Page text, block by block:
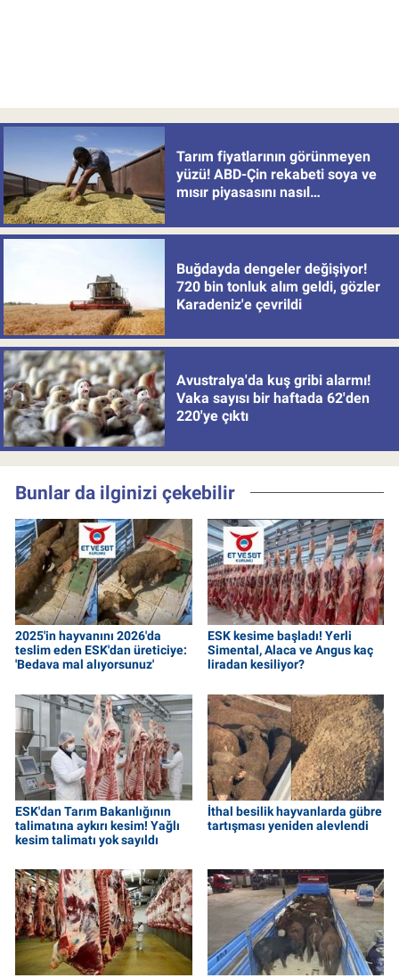
Tarım fiyatlarının görünmeyen
yüzü! ABD-Çin rekabeti soya ve
mısır piyasasını nasıl
Buğdayda dengeler değişiyor!
720 bin tonluk alım geldi, gözler
Karadeniz'e çevrildi
Avustralya'da kuş gribi alarmı!
Vaka sayısı bir haftada 62'den
220'ye çıktı
Bunlar da ilginizi çekebilir
2025'in hayvanını 2026'da
teslim eden ESK'dan üreticiye:
'Bedava mal alıyorsunuz'
ESK kesime başladı! Yerli
Simental, Alaca ve Angus kaç
liradan kesiliyor?
ESK'dan Tarım Bakanlığının
talimatına aykırı kesim! Yağlı
kesim talimatı yok sayıldı
İthal besilik hayvanlarda gübre
tartışması yeniden alevlendi